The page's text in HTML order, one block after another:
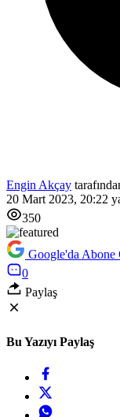
Engin Akçay
20 Mart 2023, 20:22
350
Google'da Abone
0
Paylaş
Bu Yazıyı Paylaş